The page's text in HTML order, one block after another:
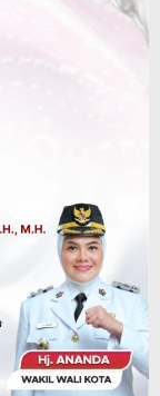
Pangeran
di